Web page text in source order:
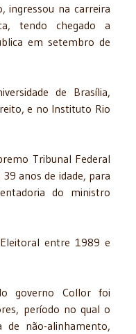
ingressou na carreira
tendo chegado a
em setembro de
de Brasília,
e no Instituto Rio
Tribunal Federal
anos de idade, para
do ministro
entre 1989 e
governo Collor foi
período no qual o
de não-alinhamento,